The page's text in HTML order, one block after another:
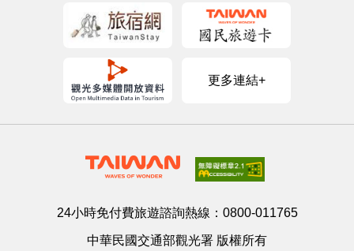
更多連結+
24小時免付費旅遊諮詢熱線： 0800-011765
中華民國交通部觀光署 版權所有